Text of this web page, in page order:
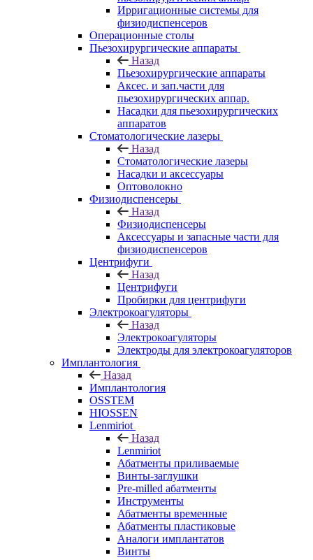
Ирригационные системы для
физиодиспенсеров
Операционные столы
Пьезохирургические аппараты
Назад
Пьезохирургические аппараты
Аксес. и зап.части для
пьезохирургических аппар.
Насадки для пьезохирургических
аппаратов
Стоматологические лазеры
Назад
Стоматологические лазеры
Насадки и аксессуары
Оптоволокно
Физиодиспенсеры
Назад
Физиодиспенсеры
Аксессуары и запасные части для
физиодиспенсеров
Центрифуги
Назад
Центрифуги
Пробирки для центрифуги
Электрокоагуляторы
Назад
Электрокоагуляторы
Электроды для электрокоагуляторов
Имплантология
Назад
Имплантология
OSSTEM
HIOSSEN
Lenmiriot
Назад
Lenmiriot
Абатменты приливаемые
Винты-заглушки
Pre-milled абатменты
Инструменты
Абатменты временные
Абатменты пластиковые
Аналоги имплантатов
Винты